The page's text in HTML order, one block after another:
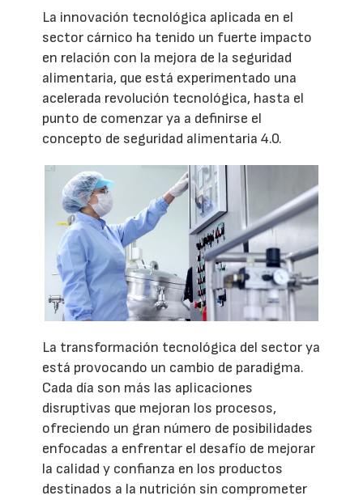
La innovación tecnológica aplicada en el
sector cárnico ha tenido un fuerte impacto
en relación con la mejora de la seguridad
alimentaria, que está experimentado una
acelerada revolución tecnológica, hasta el
punto de comenzar ya a definirse el
concepto de seguridad alimentaria 4.0.
La transformación tecnológica del sector ya
está provocando un cambio de paradigma.
Cada día son más las aplicaciones
disruptivas que mejoran los procesos,
ofreciendo un gran número de posibilidades
enfocadas a enfrentar el desafío de mejorar
la calidad y confianza en los productos
destinados a la nutrición sin comprometer